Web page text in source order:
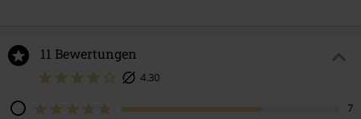
11 Bewertungen
4.30
7